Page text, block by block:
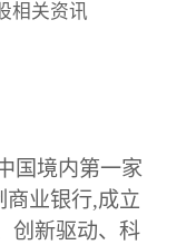
相关资讯
国境内第一家
商业银行,成立
创新驱动、科